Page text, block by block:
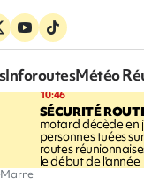
InforoutesMétéo
10:46
SÉCURITÉ
motard décède en
personnes tuées
routes
le début de l'année